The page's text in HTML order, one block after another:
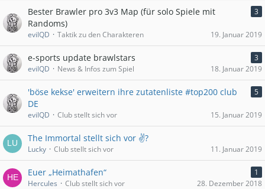
Bester Brawler pro 3v3 Map (für solo Spiele mit
Randoms)
3
evilQD Taktik zu den Charakteren 19. Januar 2019
e-sports update brawlstars
3
evilQD
News & Infos zum Spiel 18. Januar 2019
'böse kekse' erweitern ihre zutatenliste #top200 club
DE
5
evilQD Club stellt sich vor 15. Januar 2019
The Immortal stellt sich vor ✌?
Lucky Club stellt sich vor 11. Januar 2019
Euer „Heimathafen“
1
Hercules
Club stellt sich vor 28. Dezember 2018